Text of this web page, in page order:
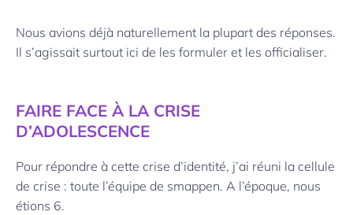
Nous avions déjà naturellement la plupart des réponses.
Il s’agissait surtout ici de les formuler et les officialiser.
FAIRE FACE À LA CRISE
D’ADOLESCENCE
Pour répondre à cette crise d’identité, j’ai réuni la cellule
de crise : toute l’équipe de smappen. A l’époque, nous
étions 6.